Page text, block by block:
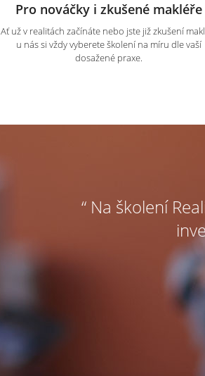
Pro nováčky i zkušené makléře
Ať už v realitách začínáte nebo jste již zkušení
u nás si vždy vyberete školení na míru dle vaší
dosažené praxe.
“ Na školení